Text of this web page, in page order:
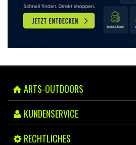
ARTS-OUTDOORS
KUNDENSERVICE
RECHTLICHES